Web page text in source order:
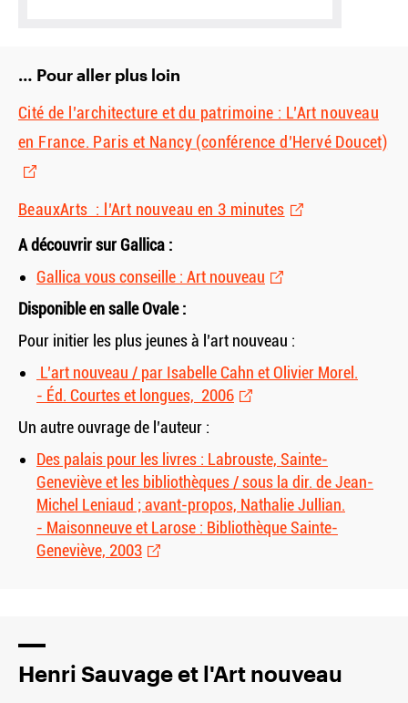
… Pour aller plus loin
Cité de l’architecture et du patrimoine : L’Art nouveau
en France. Paris et Nancy (conférence d’Hervé Doucet)
BeauxArts : l’Art nouveau en 3 minutes
A découvrir sur Gallica :
Gallica vous conseille : Art nouveau
Disponible en salle Ovale :
Pour initier les plus jeunes à l’art nouveau :
L’art nouveau / par Isabelle Cahn et Olivier Morel.
- Éd. Courtes et longues, 2006
Un autre ouvrage de l’auteur :
Des palais pour les livres : Labrouste, Sainte-
Geneviève et les bibliothèques / sous la dir. de Jean-
Michel Leniaud ; avant-propos, Nathalie Jullian.
- Maisonneuve et Larose : Bibliothèque Sainte-
Geneviève, 2003
Henri Sauvage et l'Art nouveau